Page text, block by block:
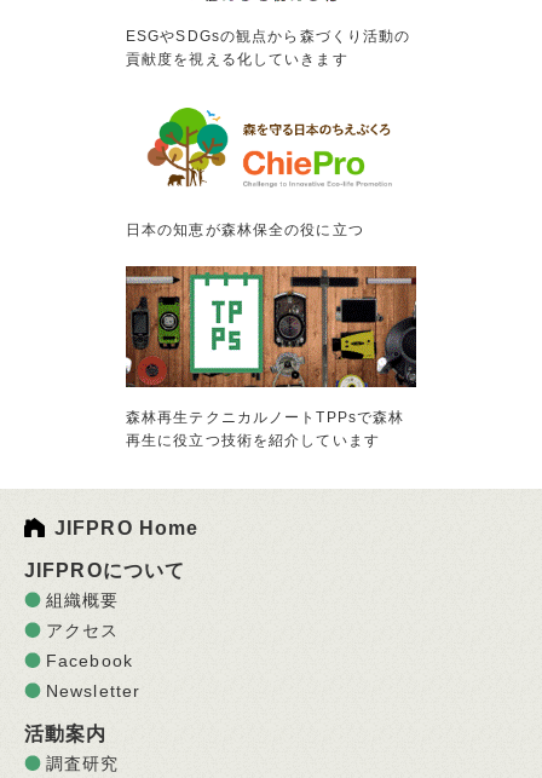
ESGやSDGsの観点から森づくり活動の
貢献度を視える化していきます
日本の知恵が森林保全の役に立つ
森林再生テクニカルノートTPPsで森林
再生に役立つ技術を紹介しています
JIFPRO Home
JIFPROについて
組織概要
アクセス
Facebook
Newsletter
活動案内
調査研究